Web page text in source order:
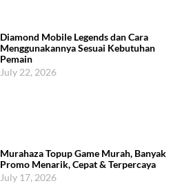
Diamond Mobile Legends dan Cara
Menggunakannya Sesuai Kebutuhan
Pemain
July 22, 2026
Murahaza Topup Game Murah, Banyak
Promo Menarik, Cepat & Terpercaya
July 17, 2026